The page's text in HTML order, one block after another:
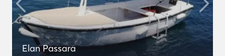
Elan Passara